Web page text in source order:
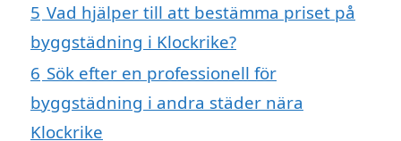
5 Vad hjälper till att bestämma priset på
byggstädning i Klockrike?
6 Sök efter en professionell för
byggstädning i andra städer nära
Klockrike